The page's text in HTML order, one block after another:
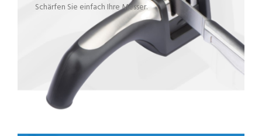
Schärfen Sie einfach Ihre Messer.